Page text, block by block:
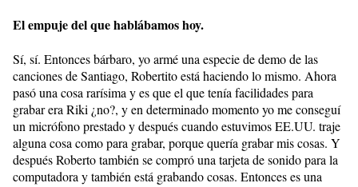
El empuje del que hablábamos hoy.
Sí, sí. Entonces bárbaro, yo armé una especie de demo de las
canciones de Santiago, Robertito está haciendo lo mismo. Ahora
pasó una cosa rarísima y es que el que tenía facilidades para
grabar era Riki ¿no?, y en determinado momento yo me conseguí
un micrófono prestado y después cuando estuvimos EE.UU. traje
alguna cosa como para grabar, porque quería grabar mis cosas. Y
después Roberto también se compró una tarjeta de sonido para la
computadora y también está grabando cosas. Entonces es una